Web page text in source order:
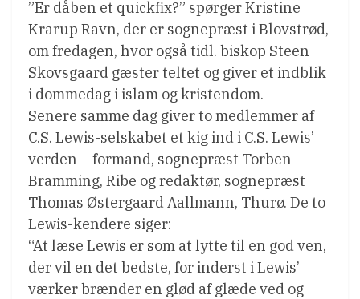
”Er dåben et quickfix?” spørger Kristine
Krarup Ravn, der er sognepræst i Blovstrød,
om fredagen, hvor også tidl. biskop Steen
Skovsgaard gæster teltet og giver et indblik
i dommedag i islam og kristendom.
Senere samme dag giver to medlemmer af
C.S. Lewis-selskabet et kig ind i C.S. Lewis’
verden – formand, sognepræst Torben
Bramming, Ribe og redaktør, sognepræst
Thomas Østergaard Aallmann, Thurø. De to
Lewis-kendere siger:
“At læse Lewis er som at lytte til en god ven,
der vil en det bedste, for inderst i Lewis’
værker brænder en glød af glæde ved og